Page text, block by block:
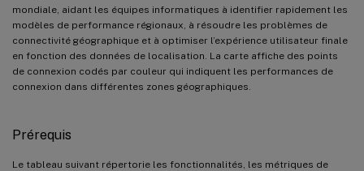
mondiale, aidant les équipes informatiques à identifier rapidement les
modèles de performance régionaux, à résoudre les problèmes de
connectivité géographique et à optimiser l’expérience utilisateur finale
en fonction des données de localisation. La carte affiche des points
de connexion codés par couleur qui indiquent les performances de
connexion dans différentes zones géographiques.
Prérequis
Le tableau suivant répertorie les fonctionnalités, les métriques de
Optimisation des seuils
Dépannage
Données géographiques manquantes
Problèmes d’actualisation des données
Bonnes pratiques